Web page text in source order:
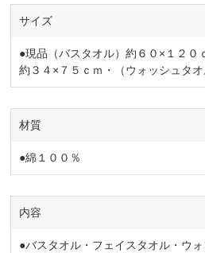
サイズ
●現品（バスタオル）約６０×１２０
約３４×７５ｃｍ・（ウォッシュタ
材質
●綿１００％
内容
●バスタオル・フェイスタオル・ウ